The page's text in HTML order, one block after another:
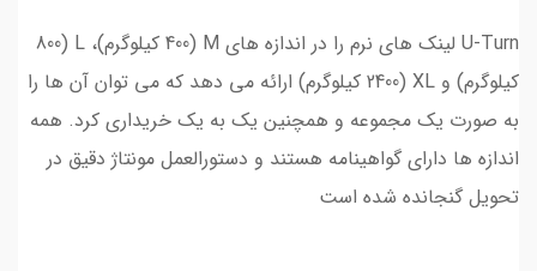
U-Turn لینک های نرم را در اندازه های M (400 کیلوگرم)، L (800
کیلوگرم) و XL (2400 کیلوگرم) ارائه می دهد که می توان آن ها را
به صورت یک مجموعه و همچنین یک به یک خریداری کرد. همه
اندازه ها دارای گواهینامه هستند و دستورالعمل مونتاژ دقیق در
تحویل گنجانده شده است